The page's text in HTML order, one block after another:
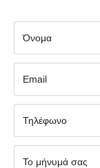
Όνομα
Εmail
Τηλέφωνο
Το μήνυμά σας